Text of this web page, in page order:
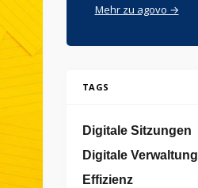
Mehr zu agovo →
TAGS
Digitale Sitzungen
Digitale Verwaltung
Effizienz